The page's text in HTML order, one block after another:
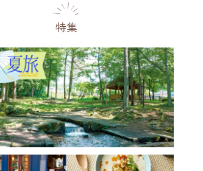
温泉・スパ その他施設 ごはん
特集